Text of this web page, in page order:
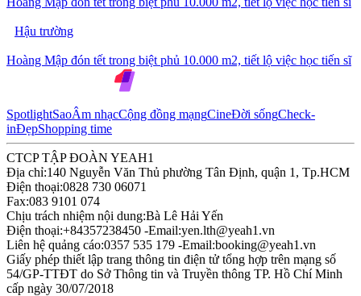
Hậu trường
Hoàng Mập đón tết trong biệt phủ 10.000 m2, tiết lộ việc học tiến sĩ
SpotlightSaoÂm nhạcCộng đồng mạngCineĐời sốngCheck-
inĐẹpShopping time
CTCP TẬP ĐOÀN YEAH1
Địa chỉ:140 Nguyễn Văn Thủ phường Tân Định, quận 1, Tp.HCM
Điện thoại:0828 730 06071
Fax:083 9101 074
Chịu trách nhiệm nội dung:Bà Lê Hải Yến
Điện thoại:+84357238450 -Email:yen.lth@yeah1.vn
Liên hệ quảng cáo:0357 535 179 -Email:booking@yeah1.vn
Giấy phép thiết lập trang thông tin điện tử tổng hợp trên mạng số
54/GP-TTĐT do Sở Thông tin và Truyền thông TP. Hồ Chí Minh
cấp ngày 30/07/2018